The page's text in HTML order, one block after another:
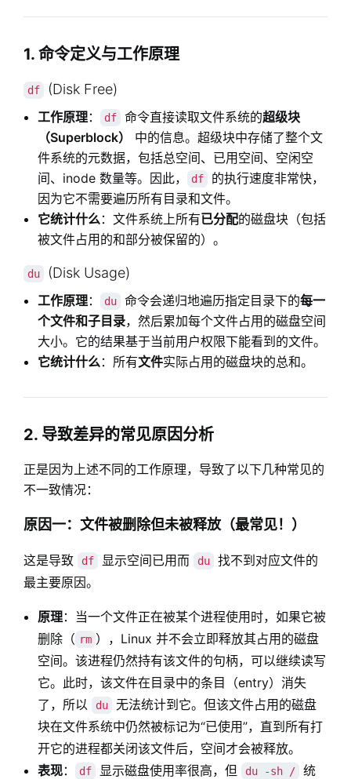
1. 命令定义与工作原理
df (Disk Free)
工作原理： df 命令直接读取文件系统的超级块
（Superblock）
中的信息。超级块中存储了整个文
件系统的元数据，包括总空间、已用空间、空闲空
间、inode 数量等。因此，
df
的执行速度非常快，
因为它不需要遍历所有目录和文件。
它统计什么：文件系统上所有已分配的磁盘块（包括
被文件占用的和部分被保留的）。
du (Disk Usage)
工作原理： du 命令会递归地遍历指定目录下的每一
个文件和子目录，然后累加每个文件占用的磁盘空间
大小。它的结果基于当前用户权限下能看到的文件。
它统计什么：所有文件实际占用的磁盘块的总和。
2. 导致差异的常见原因分析
正是因为上述不同的工作原理，导致了以下几种常见的
不一致情况：
原因一：文件被删除但未被释放（最常见！）
这是导致 df 显示空间已用而 du
找不到对应文件的
最主要原因。
原理：当一个文件正在被某个进程使用时，如果它被
删除（ rm ），Linux 并不会立即释放其占用的磁盘
空间。该进程仍然持有该文件的句柄，可以继续读写
它。此时，该文件在目录中的条目（entry）消失
了，所以
du
无法统计到它。但该文件占用的磁盘
块在文件系统中仍然被标记为“已使用”，直到所有打
开它的进程都关闭该文件后，空间才会被释放。
表现： df 显示磁盘使用率很高，但 du -sh /
统